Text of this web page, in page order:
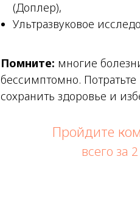
(Доплер),
Ультразвуковое
Помните: многие
бессимптомно.
сохранить здоровье и
Пройдите
всего за